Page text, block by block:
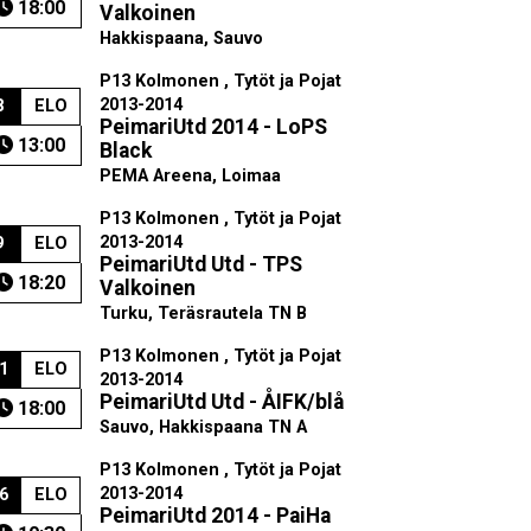
18:00
Valkoinen
Hakkispaana, Sauvo
ELO
13:00
P13 Kolmonen , Tytöt ja Pojat
2013-2014
PeimariUtd 2014 - LoPS
Black
PEMA Areena, Loimaa
ELO
18:20
P13 Kolmonen , Tytöt ja Pojat
2013-2014
PeimariUtd Utd - TPS
Valkoinen
Turku, Teräsrautela TN B
ELO
18:00
P13 Kolmonen , Tytöt ja Pojat
2013-2014
PeimariUtd Utd - ÅIFK/blå
Sauvo, Hakkispaana TN A
ELO
P13 Kolmonen , Tytöt ja Pojat
2013-2014
PeimariUtd 2014 - PaiHa